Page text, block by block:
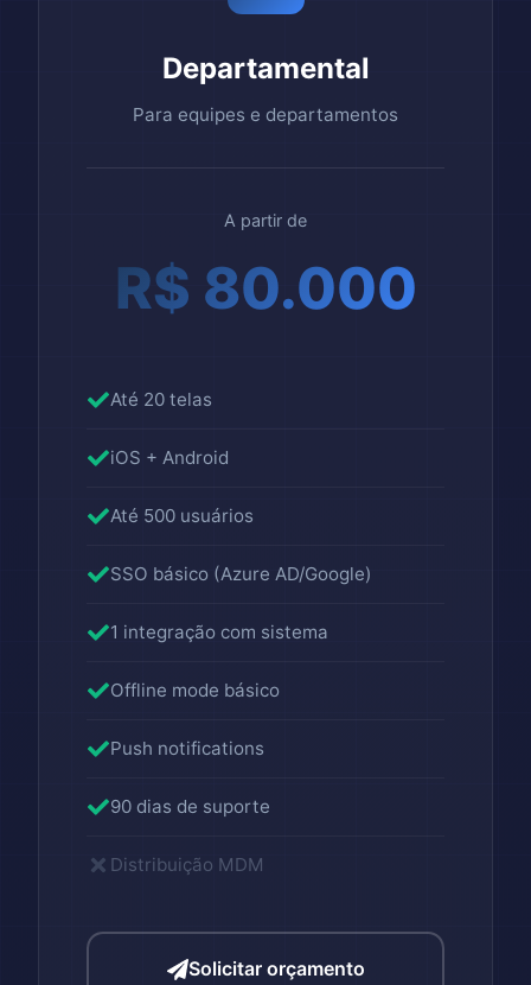
Departamental
Para equipes e departamentos
A partir de
R$ 80.000
Até 20 telas
iOS + Android
Até 500 usuários
SSO básico (Azure AD/Google)
1 integração com sistema
Offline mode básico
Push notifications
90 dias de suporte
Distribuição MDM
Solicitar orçamento